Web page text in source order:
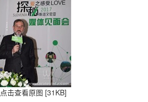
点击查看原图 [31KB]